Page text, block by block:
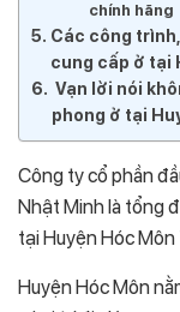
chính hãng
Các công
cung cấp ở tại
Vạn lời nói
phong ở tại
Công ty cổ phần
Nhật Minh là tổng
tại Huyện Hóc
Huyện Hóc Môn